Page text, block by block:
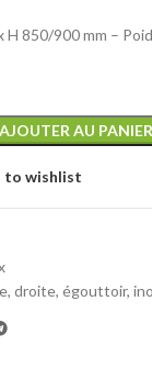
H 850/900 mm –
AJOUTER AU PANIER
to wishlist
, droite, égouttoir,